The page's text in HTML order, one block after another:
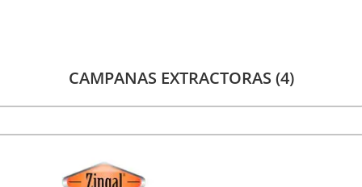
CAMPANAS EXTRACTORAS (4)